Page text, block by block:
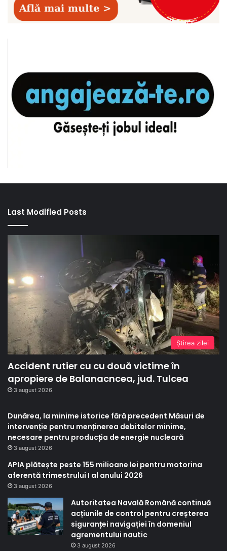
Last Modified Posts
Ştirea zilei
Accident rutier cu cu două victime în
apropiere de Balanacncea, jud. Tulcea
3 august 2026
Dunărea, la minime istorice fără precedent Măsuri de
intervenție pentru menținerea debitelor minime,
necesare pentru producția de energie nucleară
3 august 2026
APIA plătește peste 155 milioane lei pentru motorina
aferentă trimestrului I al anului 2026
3 august 2026
Autoritatea Navală Română continuă
acțiunile de control pentru creșterea
siguranței navigației în domeniul
agrementului nautic
3 august 2026